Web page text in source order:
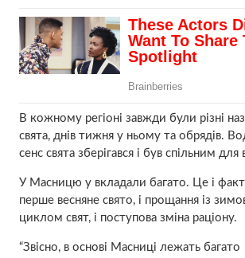
В кожному регіоні завжди були різні
свята, днів тижня у ньому та обрядів.
сенс свята зберігався і був спільним для
У Масницю у вкладали багато. Це і
перше весняне свято, і прощання із
циклом свят, і поступова зміна раціону.
“Звісно, в основі Масниці лежать багато